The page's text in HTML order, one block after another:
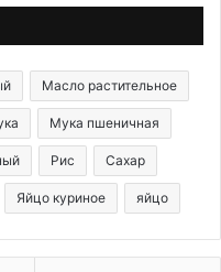
Масло растительное
Мука пшеничная
Рис Сахар
Яйцо куриное яйцо